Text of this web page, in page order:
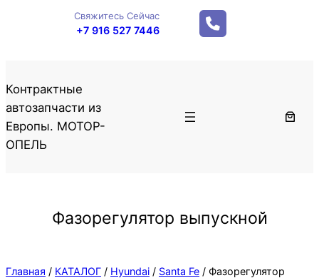
Свяжитесь Сейчас
+7 916 527 7446
Контрактные
автозапчасти из
Европы. МОТОР-
ОПЕЛЬ
Фазорегулятор выпускной
Главная / КАТАЛОГ / Hyundai / Santa Fe / Фазорегулятор